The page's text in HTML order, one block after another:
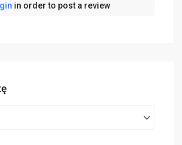
in order to post a review